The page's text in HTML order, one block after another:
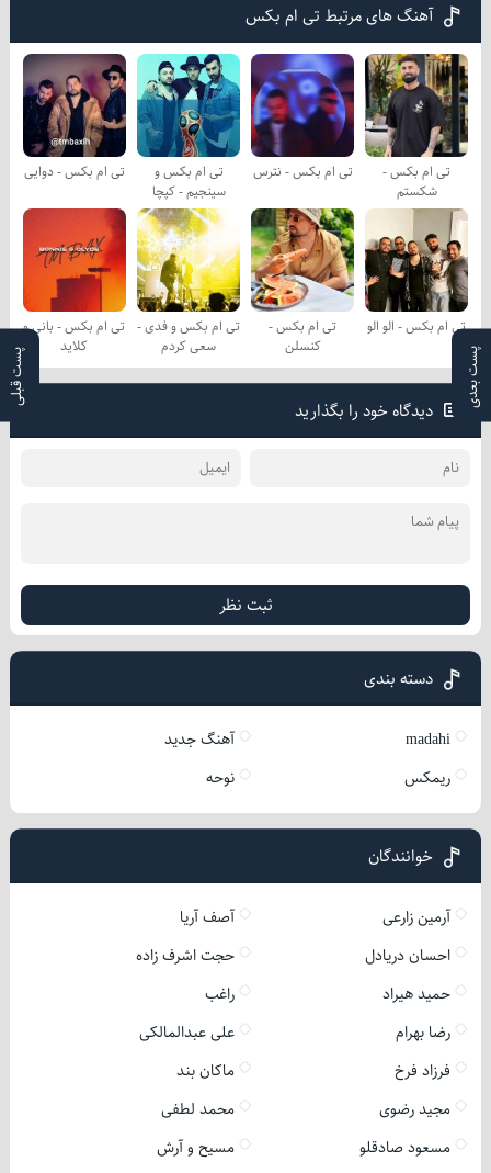
پست بعدی پست قبلی
آهنگ های مرتبط تی ام بکس
تی ام بکس -
شکستم
تی ام بکس - نترس
تی ام بکس و
سینجیم - کپچا
تی ام بکس - دوایی
تی ام بکس - الو الو
تی ام بکس -
کنسلن
تی ام بکس و فدی -
سعی کردم
تی ام بکس - بانی و
کلاید
دیدگاه خود را بگذارید
ثبت نظر
دسته بندی
madahi
آهنگ جدید
ریمکس
نوحه
خوانندگان
آرمین زارعی
آصف آریا
احسان دریادل
حجت اشرف زاده
حمید هیراد
راغب
رضا بهرام
علی عبدالمالکی
فرزاد فرخ
ماکان بند
مجید رضوی
محمد لطفی
مسعود صادقلو
مسیح و آرش